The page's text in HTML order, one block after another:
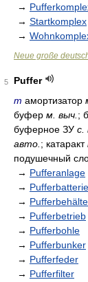
→
→ Startkomplex
→
Neue große
5
Puffer
m амортизатор
буфер м. выч. ;
буферное ЗУ с.
авто. ; катаракт
подушечный
→ Pufferanlage
→ Pufferbatterie
→
→ Pufferbetrieb
→ Pufferbohle
→ Pufferbunker
→ Pufferfeder
→ Pufferfilter